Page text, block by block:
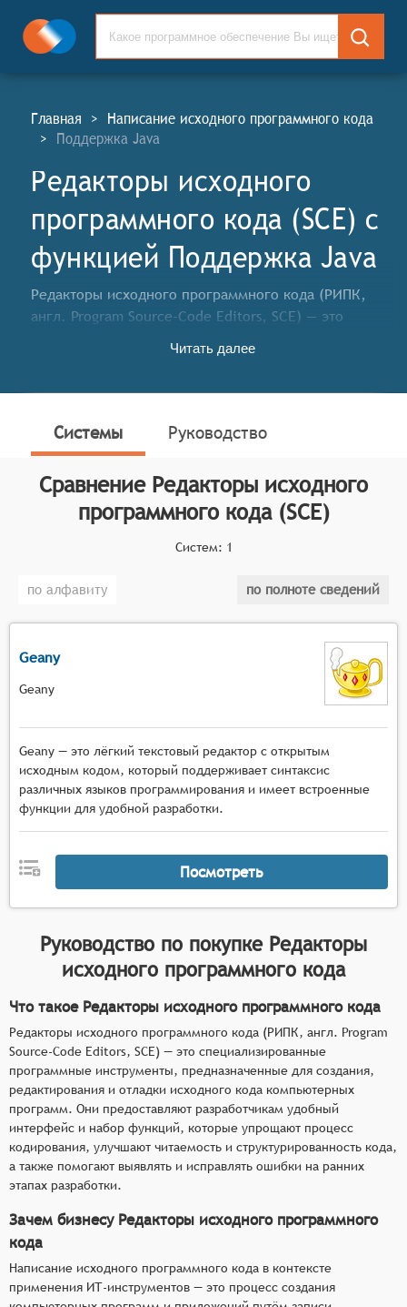
Главная > Написание исходного программного кода
> Поддержка Java
Редакторы исходного
программного кода (SCE) c
функцией Поддержка Java
Редакторы исходного программного кода (РИПК,
англ. Program Source-Code Editors, SCE) — это
предназначенные для создания, редактирования и
интерфейс и набор функций, которые упрощают
процесс кодирования, улучшают читаемость и
выявлять и исправлять ошибки на ранних этапах
разработки.
Классификатор программных продуктов Соваре
для систем. Для того, чтобы быть представленными
возможности:
подсветка синтаксиса различных языков
программирования, позволяющая визуально
различать элементы кода и улучшающая его
читаемость,
автодополнение и интеллектуальное
предложение кода, ускоряющее процесс
написания программ и снижающее вероятность
встроенные инструменты отладки, дающие
возможность пошагово выполнять код и
анализировать его состояние в процессе
поддержка работы с системами контроля
версий, облегчающая совместную работу над
возможность работы с несколькими файлами и
проектами одновременно, повышающая
продуктивность разработчика при работе над
сложными системами.
Читать далее
Системы Руководство
Сравнение Редакторы исходного
программного кода (SCE)
Систем: 1
по алфавиту по полноте сведений
Geany
Geany
Geany — это лёгкий текстовый редактор с открытым
исходным кодом, который поддерживает синтаксис
различных языков программирования и имеет встроенные
функции для удобной разработки.
Посмотреть
Руководство по покупке Редакторы
исходного программного кода
Что такое Редакторы исходного программного кода
Редакторы исходного программного кода (РИПК, англ. Program
Source-Code Editors, SCE) — это специализированные
программные инструменты, предназначенные для создания,
редактирования и отладки исходного кода компьютерных
программ. Они предоставляют разработчикам удобный
интерфейс и набор функций, которые упрощают процесс
кодирования, улучшают читаемость и структурированность кода,
а также помогают выявлять и исправлять ошибки на ранних
этапах разработки.
Зачем бизнесу Редакторы исходного программного
кода
Написание исходного программного кода в контексте
применения ИТ-инструментов — это процесс создания